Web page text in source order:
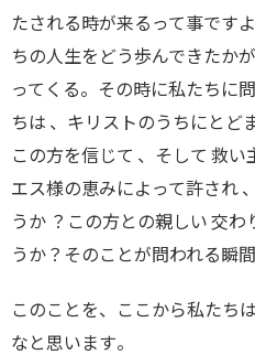
たされる時が来るって事です
ちの人生をどう歩んできたか
ってくる。 その時に私たち に
ちは 、 キリストのうちにとど
この方を信じて 、 そして 救い
エス様の恵みによって許され 、
うか ？ この方との親しい 交
うか ？ そのことが問われる瞬
このことを、ここから私たち
なと思います。